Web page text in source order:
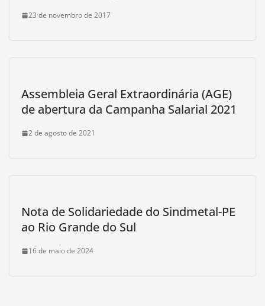
23 de novembro de 2017
Assembleia Geral Extraordinária (AGE)
de abertura da Campanha Salarial 2021
2 de agosto de 2021
Nota de Solidariedade do Sindmetal-PE
ao Rio Grande do Sul
16 de maio de 2024